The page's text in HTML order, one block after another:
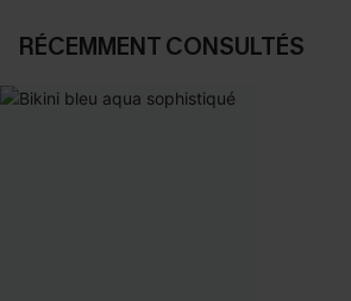
RÉCEMMENT CONSULTÉS